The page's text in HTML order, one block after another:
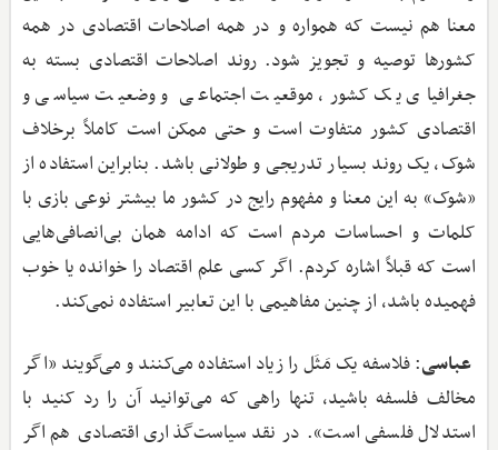
معنا هم نیست که همواره و در همه اصلاحات اقتصادی در همه
کشورها توصیه و تجویز شود. روند اصلاحات اقتصادی بسته به
جغرافیای یک کشور، موقعیت اجتماعی و وضعیت سیاسی و
اقتصادی کشور متفاوت است و حتی ممکن است کاملاً برخلاف
شوک، یک روند بسیار تدریجی و طولانی باشد. بنابراین استفاده از
«شوک» به این معنا و مفهوم رایج در کشور ما بیشتر نوعی بازی با
کلمات و احساسات مردم است که ادامه همان بی‌انصافی‌هایی
است که قبلاً اشاره کردم. اگر کسی علم اقتصاد را خوانده یا خوب
فهمیده باشد، از چنین مفاهیمی با این تعابیر استفاده نمی‌کند.
عباسی: فلاسفه یک مَثَل را زیاد استفاده می‌کنند و می‌گویند «اگر
مخالف فلسفه باشید، تنها راهی که می‌توانید آن را رد کنید با
استدلال فلسفی است». در نقد سیاست‌گذاری اقتصادی هم اگر